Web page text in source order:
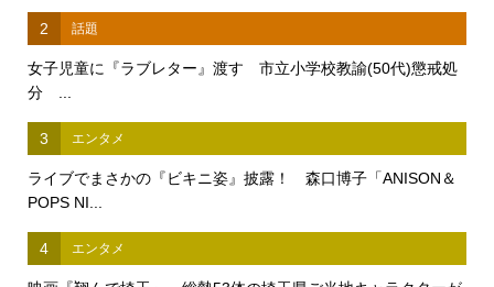
2 話題
女子児童に『ラブレター』渡す 市立小学校教諭(50代)懲戒処
分 ...
3 エンタメ
ライブでまさかの『ビキニ姿』披露！ 森口博子「ANISON＆
POPS NI...
4 エンタメ